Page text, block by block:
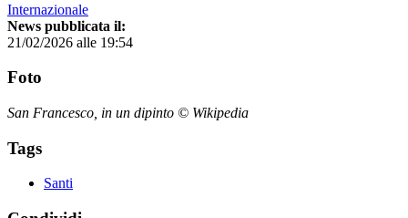
Internazionale
News pubblicata il:
21/02/2026 alle 19:54
Foto
San Francesco, in un dipinto © Wikipedia
Tags
Santi